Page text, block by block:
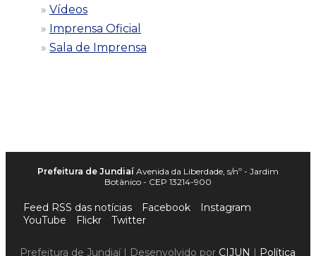
Vídeos
Imprensa Oficial
Sala de Imprensa
Prefeitura de Jundiaí Avenida da Liberdade, s/nº - Jardim
Botânico - CEP 13214-900
Feed RSS das notícias Facebook
Instagram
YouTube
Flickr Twitter
Prefeitura de Jundiaí | Desenvolvido por CIJUN | Política